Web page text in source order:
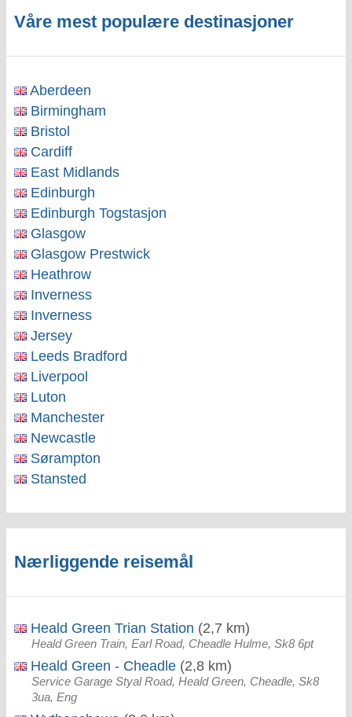
Våre mest populære destinasjoner
Aberdeen
Birmingham
Bristol
Cardiff
East Midlands
Edinburgh
Edinburgh Togstasjon
Glasgow
Glasgow Prestwick
Heathrow
Inverness
Inverness
Jersey
Leeds Bradford
Liverpool
Luton
Manchester
Newcastle
Sørampton
Stansted
Nærliggende reisemål
Heald Green Trian Station (2,7 km)
Heald Green Train, Earl Road, Cheadle Hulme, Sk8 6pt
Heald Green - Cheadle (2,8 km)
Service Garage Styal Road, Heald Green, Cheadle, Sk8
3ua, Eng